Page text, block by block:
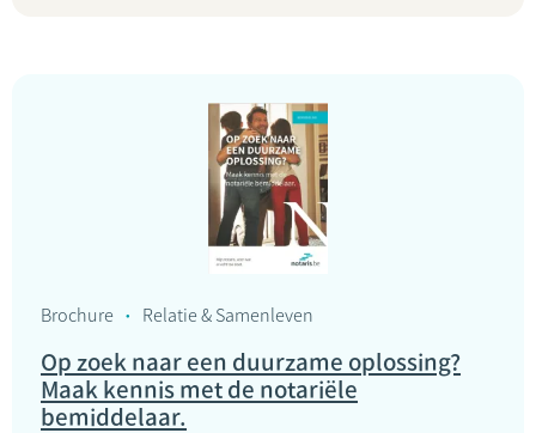
Brochure Relatie & Samenleven
Op zoek naar een duurzame oplossing?
Maak kennis met de notariële
bemiddelaar.